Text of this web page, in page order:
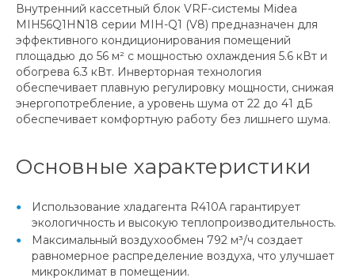
Внутренний кассетный блок VRF-системы Midea
MIH56Q1HN18 серии MIH-Q1 (V8) предназначен для
эффективного кондиционирования помещений
площадью до 56 м² с мощностью охлаждения 5.6 кВт и
обогрева 6.3 кВт. Инверторная технология
обеспечивает плавную регулировку мощности, снижая
энергопотребление, а уровень шума от 22 до 41 дБ
обеспечивает комфортную работу без лишнего шума.
Основные характеристики
Использование хладагента R410A гарантирует
экологичность и высокую теплопроизводительность.
Максимальный воздухообмен 792 м³/ч создает
равномерное распределение воздуха, что улучшает
микроклимат в помещении.